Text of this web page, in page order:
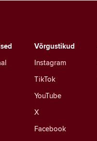
Võrgustikud
Instagram
TikTok
YouTube
X
Facebook